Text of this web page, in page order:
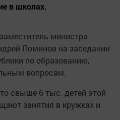
в школах.
министра
Поминов на заседании
по образованию,
вопросам.
свыше 6 тыс. детей этой
занятия в кружках и